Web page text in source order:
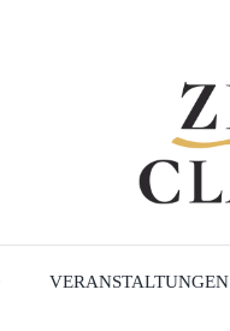
VERANSTALTUNGEN